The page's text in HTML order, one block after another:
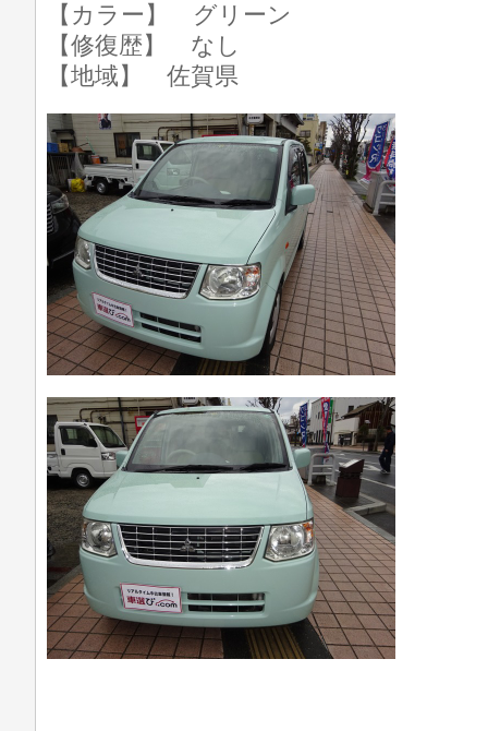
【カラー】 グリーン
【修復歴】 なし
【地域】 佐賀県